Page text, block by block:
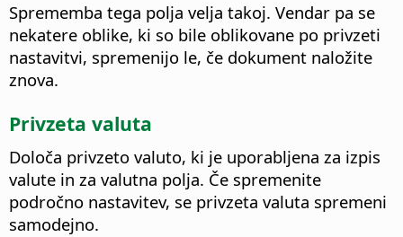
Sprememba tega polja velja takoj. Vendar pa se
nekatere oblike, ki so bile oblikovane po privzeti
nastavitvi, spremenijo le, če dokument naložite
znova.
Privzeta valuta
Določa privzeto valuto, ki je uporabljena za izpis
valute in za valutna polja. Če spremenite
področno nastavitev, se privzeta valuta spremeni
samodejno.